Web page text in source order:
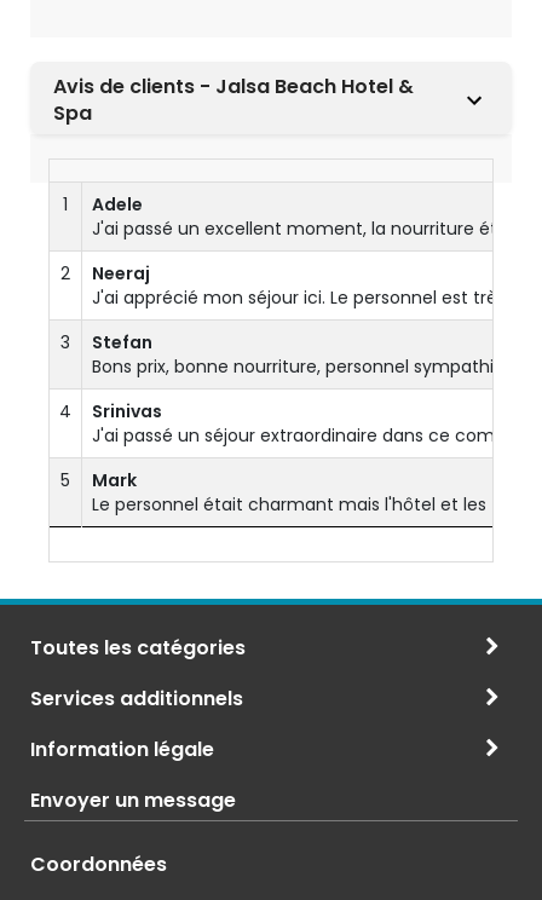
Avis de clients - Jalsa Beach Hotel &
Spa
1
Adele
J'ai passé un excellent moment, la nourriture était
2
Neeraj
J'ai apprécié mon séjour ici. Le personnel est très
3
Stefan
Bons prix, bonne nourriture, personnel
4
Srinivas
J'ai passé un séjour extraordinaire dans ce
5
Mark
Le personnel était charmant mais l'hôtel et les
Toutes les catégories
Services additionnels
Information légale
Envoyer un message
Coordonnées